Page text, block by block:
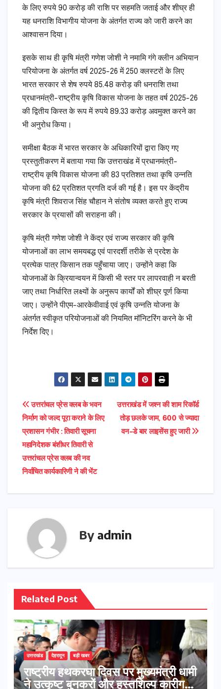
के लिए रुपये 90 करोड़ की राशि पर सहमति जताई और शीघ्र ही
यह धनराशि विभागीय योजना के अंतर्गत राज्य को जारी करने का
आश्वासन दिया।
इसके साथ ही कृषि मंत्री गणेश जोशी ने नमामि गंगे क्लीन अभियान
परियोजना के अंतर्गत वर्ष 2025-26 में 250 क्लस्टरों के लिए
भारत सरकार से शेष रुपये 85.48 करोड़ की धनराशि तथा
प्रधानमंत्री-राष्ट्रीय कृषि विकास योजना के तहत वर्ष 2025-26
की द्वितीय किस्त के रूप में रुपये 89.33 करोड़ अवमुक्त करने का
भी अनुरोध किया।
समीक्षा बैठक में भारत सरकार के अधिकारियों द्वारा किए गए
प्रस्तुतीकरण में बताया गया कि उत्तराखंड में प्रधानमंत्री-
राष्ट्रीय कृषि विकास योजना की 83 प्रतिशत तथा कृषि उन्नति
योजना की 62 प्रतिशत प्रगति दर्ज की गई है। इस पर केंद्रीय
कृषि मंत्री शिवराज सिंह चौहान ने संतोष व्यक्त करते हुए राज्य
सरकार के प्रयासों की सराहना की।
कृषि मंत्री गणेश जोशी ने केंद्र एवं राज्य सरकार की कृषि
योजनाओं का लाभ समयबद्ध एवं पारदर्शी तरीके से प्रदेश के
प्रत्येक पात्र किसान तक पहुँचाया जाए। उन्होंने कहा कि
योजनाओं के क्रियान्वयन में किसी भी स्तर पर लापरवाही न बरती
जाए तथा निर्धारित लक्ष्यों के अनुरूप कार्यों को शीघ्र पूर्ण किया
जाए। उन्होंने पीएम-आरकेवीवाई एवं कृषि उन्नति योजना के
अंतर्गत स्वीकृत परियोजनाओं की नियमित मॉनिटरिंग करने के भी
निर्देश दिए।
Post
navigation
उत्तराखंड में जश्न की शाम रिकॉर्ड
तोड़ छलके जाम, 600 से ज्यादा
वन-डे बार लाइसेंस हुए जारी
उत्तरांचल प्रेस क्लब के भवन
निर्माण को जल्द पूरा कराने के लिए
प्रशासन गंभीर : तिवारी सूचना
महानिदेशक बंशीधर तिवारी से
उत्तरांचल प्रेस क्लब की नव
निर्वाचित कार्यकारिणी ने की भेंट
By admin
Related Post
उत्तराखंड देहरादून बड़ी खबर
राष्ट्रीय हथकरघा दिवस पर मुख्यमंत्री धामी
ने उत्कृष्ट बुनकरों और हस्तशिल्प कारीगरों